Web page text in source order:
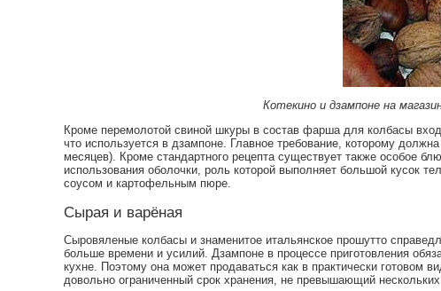
Котекино и дзампоне на
Кроме перемолотой свиной шкуры в состав фарша для колбасы
что используется в дзампоне. Главное требование, которому
месяцев). Кроме стандартного рецепта существует также особое
использования оболочки, роль которой выполняет большой кусок
соусом и картофельным пюре.
Сырая и варёная
Сыровяленые колбасы и знаменитое итальянское прошутто
больше времени и усилий. Дзампоне в процессе приготовления
кухне. Поэтому она может продаваться как в практически готовом
довольно ограниченный срок хранения, не превышающий нескольких